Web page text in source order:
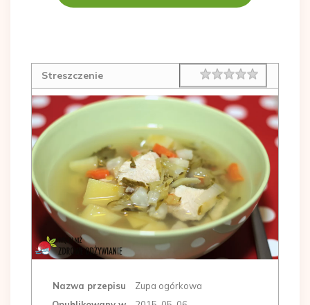
Streszczenie Rating 1 star
2 stars
3 stars
4 stars
5 stars
Nazwa przepisu
Zupa ogórkowa